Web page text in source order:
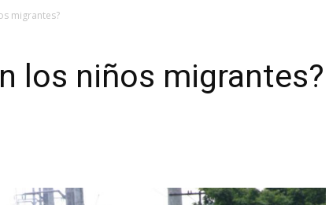
migrantes?
los niños migrantes?